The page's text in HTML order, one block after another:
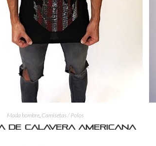
Moda hombre, Camisetas / Polos
de calavera americana